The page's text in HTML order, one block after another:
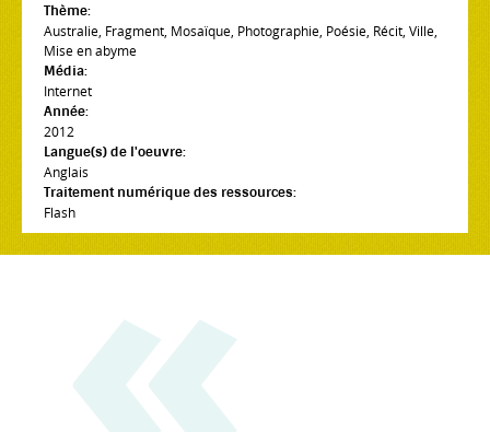
Thème:
Australie Fragment Mosaïque Photographie Poésie Récit Ville
Mise en abyme
Média:
Internet
Année:
2012
Langue(s) de l'oeuvre:
Anglais
Traitement numérique des ressources:
Flash